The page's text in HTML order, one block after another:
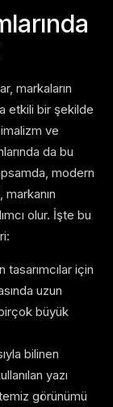
markaların
etkili bir şekilde
ve
da bu
modern
olur. İşte bu
tasarımcılar için
uzun
büyük
bilinen
yazı
görünümü